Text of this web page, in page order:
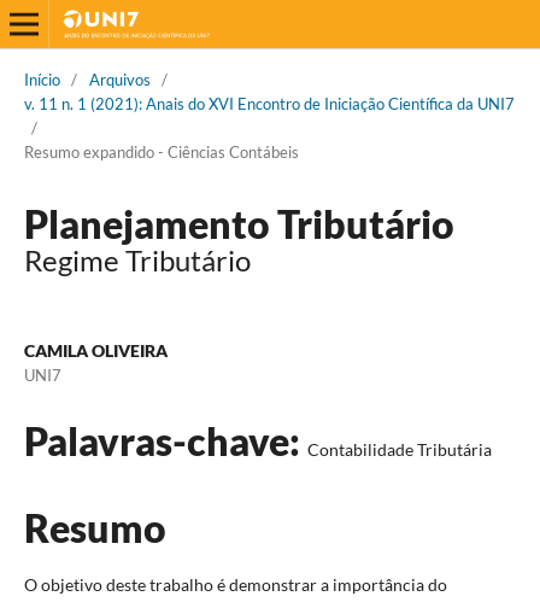
Início / Arquivos
/
v. 11 n. 1 (2021): Anais do XVI Encontro de Iniciação Científica da UNI7
/
Resumo expandido - Ciências Contábeis
Planejamento Tributário
Regime Tributário
CAMILA OLIVEIRA
UNI7
Palavras-chave: Contabilidade Tributária
Resumo
O objetivo deste trabalho é demonstrar a importância do